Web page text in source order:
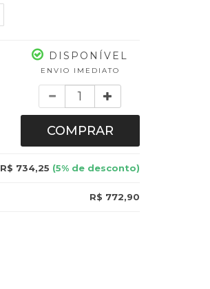
DISPONÍVEL
ENVIO IMEDIATO
Quantidade
COMPRAR
R$ 734,25 (5% de desconto)
R$ 772,90